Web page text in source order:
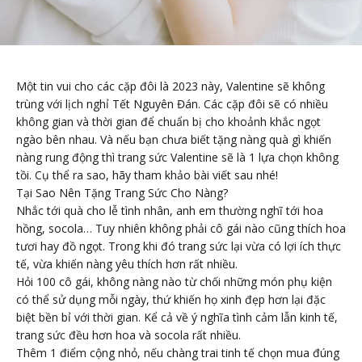
Một tin vui cho các cặp đôi là 2023 này, Valentine sẽ không
trùng với lịch nghỉ Tết Nguyên Đán. Các cặp đôi sẽ có nhiều
không gian và thời gian để chuẩn bị cho khoảnh khắc ngọt
ngào bên nhau. Và nếu bạn chưa biết tặng nàng quà gì khiến
nàng rung động thì trang sức Valentine sẽ là 1 lựa chọn không
tồi. Cụ thể ra sao, hãy tham khảo bài viết sau nhé!
Tại Sao Nên Tặng Trang Sức Cho Nàng?
Nhắc tới quà cho lễ tình nhân, anh em thường nghĩ tới hoa
hồng, socola… Tuy nhiên không phải cô gái nào cũng thích hoa
tươi hay đồ ngọt. Trong khi đó trang sức lại vừa có lợi ích thực
tế, vừa khiến nàng yêu thích hơn rất nhiều.
Hỏi 100 cô gái, không nàng nào từ chối những món phụ kiện
có thể sử dụng mỗi ngày, thứ khiến họ xinh đẹp hơn lại đặc
biệt bền bỉ với thời gian. Kể cả về ý nghĩa tình cảm lẫn kinh tế,
trang sức đều hơn hoa và socola rất nhiều.
Thêm 1 điểm cộng nhỏ, nếu chàng trai tinh tế chọn mua đúng